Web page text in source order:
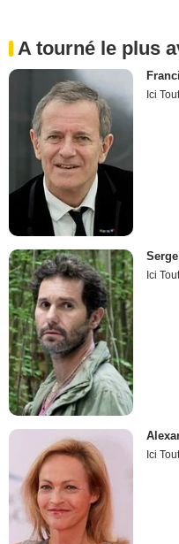
A tourné le plus
Ici
Ici
Ici